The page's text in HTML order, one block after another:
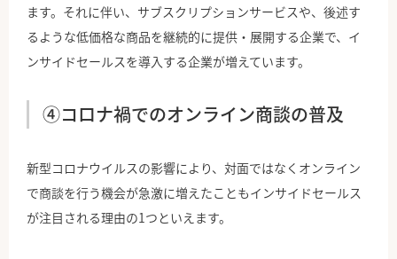
ます。それに伴い、サブスクリプションサービスや、後述す
るような低価格な商品を継続的に提供・展開する企業で、イ
ンサイドセールスを導入する企業が増えています。
④コロナ禍でのオンライン商談の普及
新型コロナウイルスの影響により、対面ではなくオンライン
で商談を行う機会が急激に増えたこともインサイドセールス
が注目される理由の1つといえます。